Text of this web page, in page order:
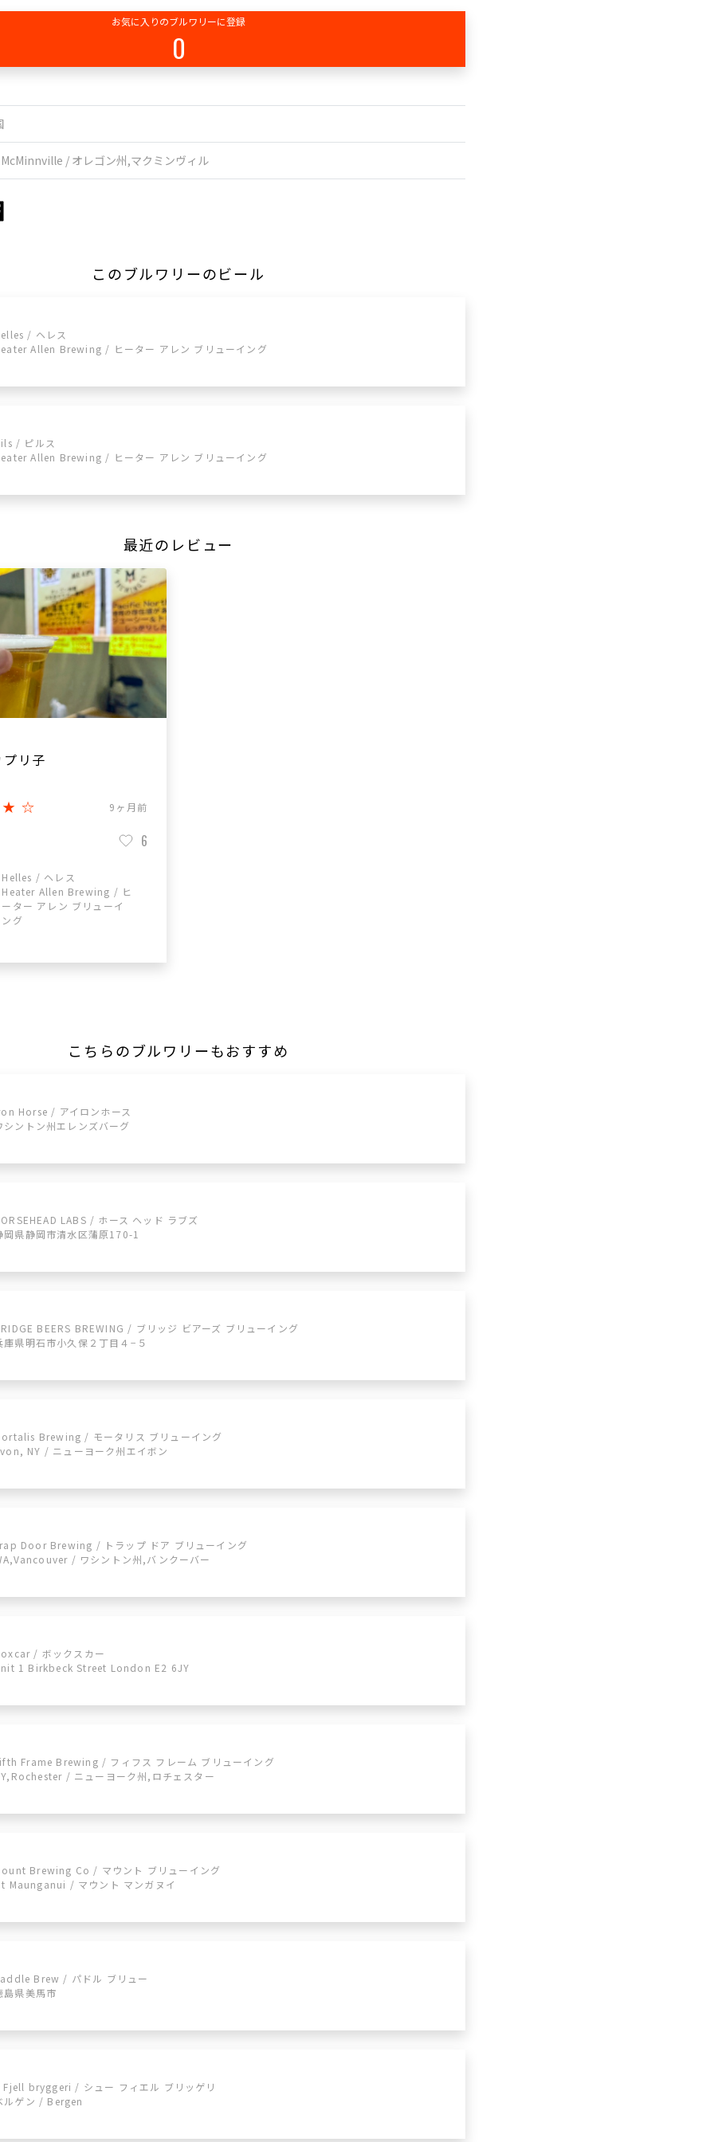
お気に入りのブルワリーに登録
0
/ オレゴン州,マクミンヴィル
このブルワリーのビール
/ ヘレス
Allen Brewing / ヒーター アレン ブリューイング
/ ピルス
Allen Brewing / ヒーター アレン ブリューイング
最近のレビュー
リ子
9ヶ月前
6
Helles / ヘレス
Heater Allen Brewing / ヒ
ーター アレン ブリューイ
ング
こちらのブルワリーもおすすめ
Horse / アイロンホース
シントン州エレンズバーグ
LABS / ホース ヘッド ラブズ
岡県静岡市清水区蒲原170-1
BEERS BREWING / ブリッジ ビアーズ ブリューイング
庫県明石市小久保２丁目４−５
Brewing / モータリス ブリューイング
NY / ニューヨーク州エイボン
Door Brewing / トラップ ドア ブリューイング
/ ワシントン州,バンクーバー
/ ボックスカー
1 Birkbeck Street London E2 6JY
Frame Brewing / フィフス フレーム ブリューイング
/ ニューヨーク州,ロチェスター
Brewing Co / マウント ブリューイング
Maunganui / マウント マンガヌイ
Brew / パドル ブリュー
島県美馬市
Fjell bryggeri / シュー フィエル ブリッゲリ
ルゲン / Bergen